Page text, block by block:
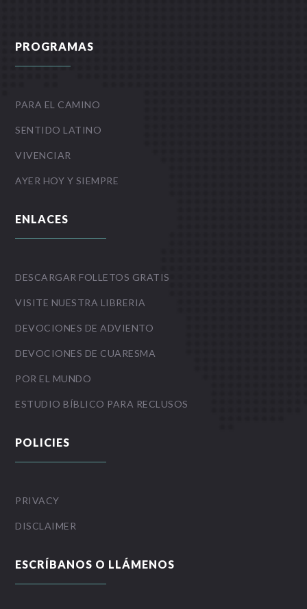
PROGRAMAS
PARA EL CAMINO
SENTIDO LATINO
VIVENCIAR
AYER HOY Y SIEMPRE
ENLACES
DESCARGAR FOLLETOS GRATIS
VISITE NUESTRA LIBRERIA
DEVOCIONES DE ADVIENTO
DEVOCIONES DE CUARESMA
POR EL MUNDO
ESTUDIO BÍBLICO PARA RECLUSOS
POLICIES
PRIVACY
DISCLAIMER
ESCRÍBANOS O LLÁMENOS